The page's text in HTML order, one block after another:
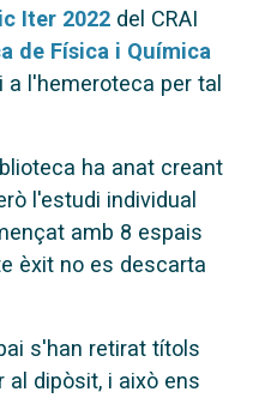
Iter 2022 del CRAI
de Física i Química
a l'hemeroteca per tal
ha anat creant
l'estudi individual
amb 8 espais
èxit no es descarta
s'han retirat títols
dipòsit, i això ens